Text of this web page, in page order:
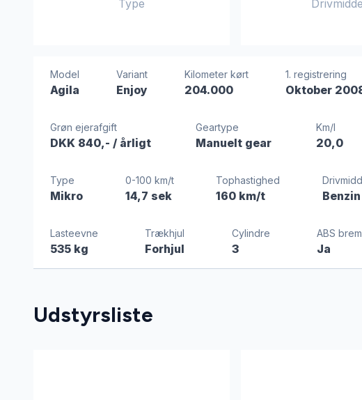
Type
Model
Agila
Variant
Enjoy
Kilometer kørt
204.000
1. registrering
Oktober
Grøn ejerafgift
DKK 840,- / årligt
Geartype
Manuelt gear
Km/l
20,0
Type
Mikro
0-100 km/t
14,7 sek
Tophastighed
160 km/t Benzin
Lasteevne
535 kg
Trækhjul
Forhjul
Cylindre
3
ABS
Ja
Udstyrsliste